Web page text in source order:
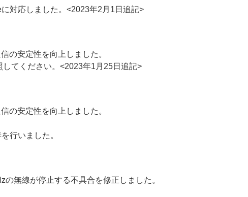
対応しました。<2023年2月1日追記>
の安定性を向上しました。
してください。<2023年1月25日追記>
の安定性を向上しました。
行いました。
の無線が停止する不具合を修正しました。